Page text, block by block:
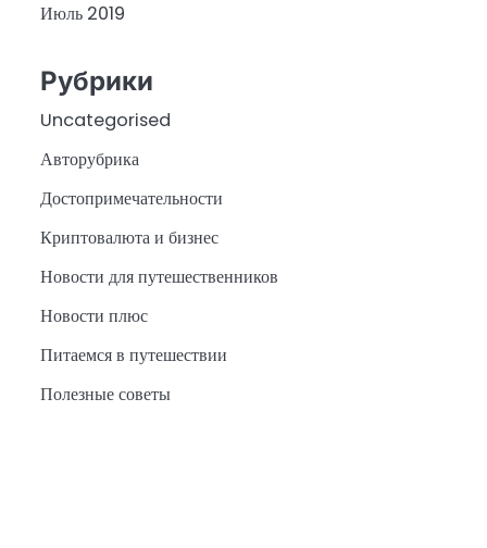
Июль 2019
Рубрики
Uncategorised
Авторубрика
Достопримечательности
Криптовалюта и бизнес
Новости для путешественников
Новости плюс
Питаемся в путешествии
Полезные советы